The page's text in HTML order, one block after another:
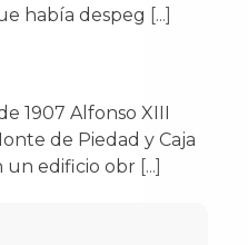
había despeg [...]
1907 Alfonso XIII
de Piedad y Caja
un edificio obr [...]